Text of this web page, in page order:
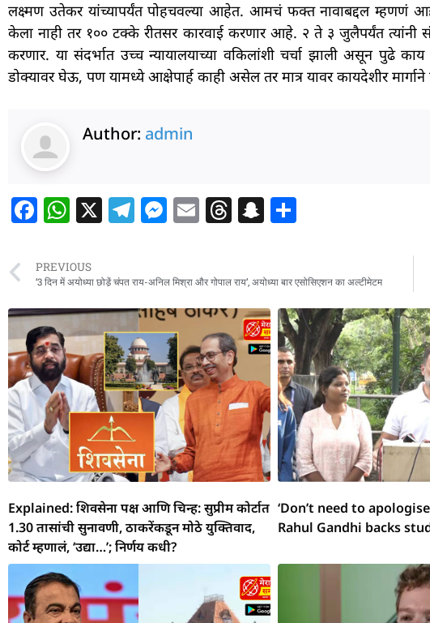
लक्ष्मण उतेकर यांच्यापर्यंत पोहचवल्या आहेत. आमचं फक्त नावाबद्दल म्हणणं
केला नाही तर १०० टक्के रीतसर कारवाई करणार आहे. २ ते ३ जुलैपर्यंत त्यांनी
करणार. या संदर्भात उच्च न्यायालयाच्या वकिलांशी चर्चा झाली असून पुढे
डोक्यावर घेऊ, पण यामध्ये आक्षेपार्ह काही असेल तर मात्र यावर कायदेशीर
Author: admin
F
c
e
b
o
o
k
W
at
s
A
p
p
X T
g
ra
m
M
e
n
g
er
E
l
T
a
d
s
S
p
c
h
at
e
PREVIOUS
‘3 दिन में अयोध्या छोडे़ं चंपत राय-अनिल मिश्रा और गोपाल राय’, अयोध्या बार एसोसिएशन का अल्टीमेटम
Explained: शिवसेना पक्ष आणि चिन्ह: सुप्रीम कोर्टात
1.30 तासांची सुनावणी, ठाकरेंकडून मोठे युक्तिवाद,
कोर्ट म्हणालं, ‘उद्या…’; निर्णय कधी?
‘Don’t need to
Rahul Gandhi backs